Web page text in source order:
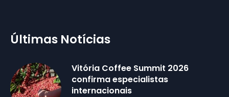
Últimas Notícias
Vitória Coffee Summit 2026
confirma especialistas
internacionais